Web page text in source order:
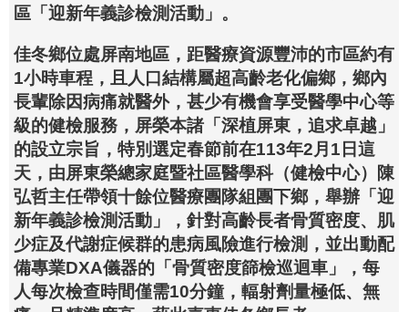
區「迎新年義診檢測活動」。
佳冬鄉位處屏南地區，距醫療資源豐沛的市區約有
1小時車程，且人口結構屬超高齡老化偏鄉，鄉內
長輩除因病痛就醫外，甚少有機會享受醫學中心等
級的健檢服務，屏榮本諸「深植屏東，追求卓越」
的設立宗旨，特別選定春節前在113年2月1日這
天，由屏東榮總家庭暨社區醫學科（健檢中心）陳
弘哲主任帶領十餘位醫療團隊組團下鄉，舉辦「迎
新年義診檢測活動」，針對高齡長者骨質密度、肌
少症及代謝症候群的患病風險進行檢測，並出動配
備專業DXA儀器的「骨質密度篩檢巡迴車」，每
人每次檢查時間僅需10分鐘，輻射劑量極低、無